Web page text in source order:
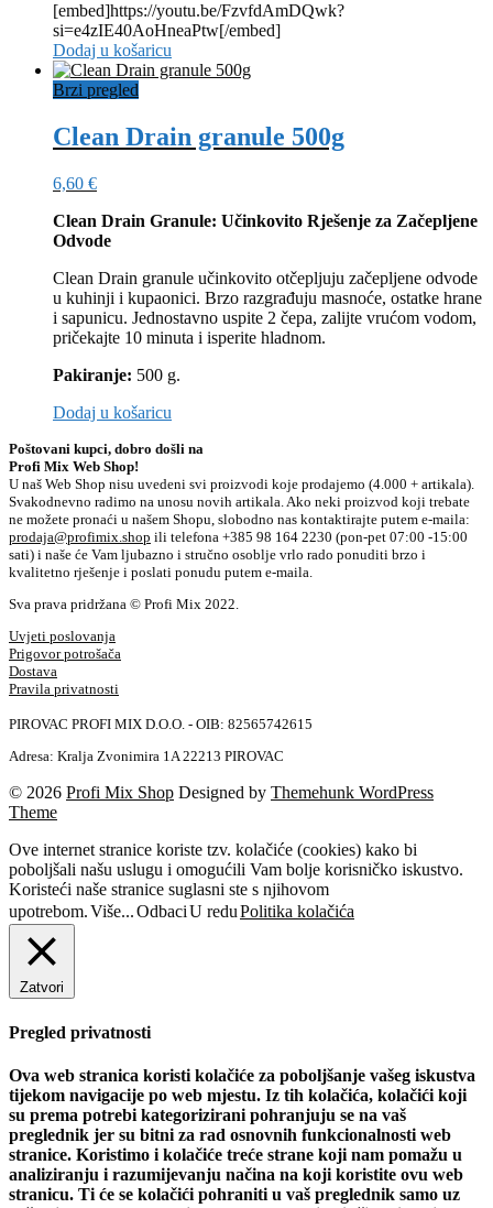
[embed]https://youtu.be/FzvfdAmDQwk?
si=e4zIE40AoHneaPtw[/embed]
Dodaj u košaricu
Brzi pregled
Clean Drain granule 500g
6,60 €
Clean Drain Granule: Učinkovito Rješenje za Začepljene
Odvode
Clean Drain granule učinkovito otčepljuju začepljene odvode
u kuhinji i kupaonici. Brzo razgrađuju masnoće, ostatke hrane
i sapunicu. Jednostavno uspite 2 čepa, zalijte vrućom vodom,
pričekajte 10 minuta i isperite hladnom.
Pakiranje: 500 g.
Dodaj u košaricu
Poštovani kupci, dobro došli na
Profi Mix Web Shop!
U naš Web Shop nisu uvedeni svi proizvodi koje prodajemo (4.000 + artikala).
Svakodnevno radimo na unosu novih artikala. Ako neki proizvod koji trebate
ne možete pronaći u našem Shopu, slobodno nas kontaktirajte putem e-maila:
prodaja@profimix.shop ili telefona +385 98 164 2230 (pon-pet 07:00 -15:00
sati) i naše će Vam ljubazno i stručno osoblje vrlo rado ponuditi brzo i
kvalitetno rješenje i poslati ponudu putem e-maila.
Sva prava pridržana © Profi Mix 2022.
Uvjeti poslovanja
Prigovor potrošača
Dostava
Pravila privatnosti
PIROVAC PROFI MIX D.O.O. - OIB: 82565742615
Adresa: Kralja Zvonimira 1A 22213 PIROVAC
© 2026 Profi Mix Shop Designed by Themehunk WordPress
Theme
Ove internet stranice koriste tzv. kolačiće (cookies) kako bi
poboljšali našu uslugu i omogućili Vam bolje korisničko iskustvo.
Koristeći naše stranice suglasni ste s njihovom
upotrebom.Više...OdbaciU reduPolitika kolačića
Zatvori
Pregled privatnosti
Ova web stranica koristi kolačiće za poboljšanje vašeg iskustva
tijekom navigacije po web mjestu. Iz tih kolačića, kolačići koji
su prema potrebi kategorizirani pohranjuju se na vaš
preglednik jer su bitni za rad osnovnih funkcionalnosti web
stranice. Koristimo i kolačiće treće strane koji nam pomažu u
analiziranju i razumijevanju načina na koji koristite ovu web
stranicu. Ti će se kolačići pohraniti u vaš preglednik samo uz